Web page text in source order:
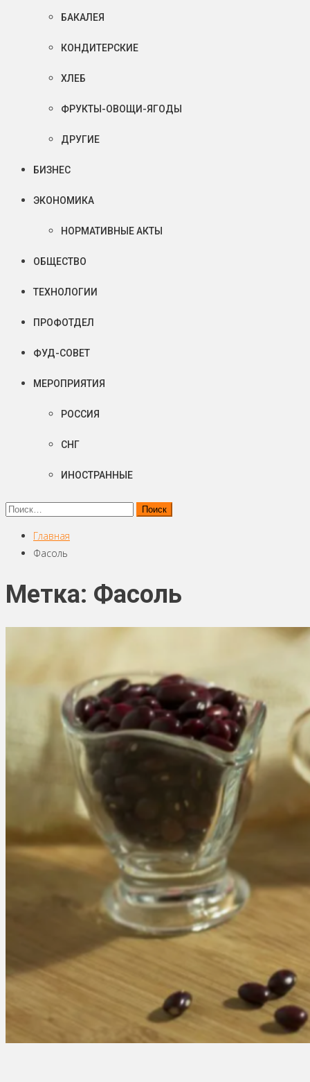
БАКАЛЕЯ
КОНДИТЕРСКИЕ
ХЛЕБ
ФРУКТЫ-ОВОЩИ-ЯГОДЫ
ДРУГИЕ
БИЗНЕС
ЭКОНОМИКА
НОРМАТИВНЫЕ АКТЫ
ОБЩЕСТВО
ТЕХНОЛОГИИ
ПРОФОТДЕЛ
ФУД-СОВЕТ
МЕРОПРИЯТИЯ
РОССИЯ
СНГ
ИНОСТРАННЫЕ
Найти:
Главная
Фасоль
Метка: Фасоль